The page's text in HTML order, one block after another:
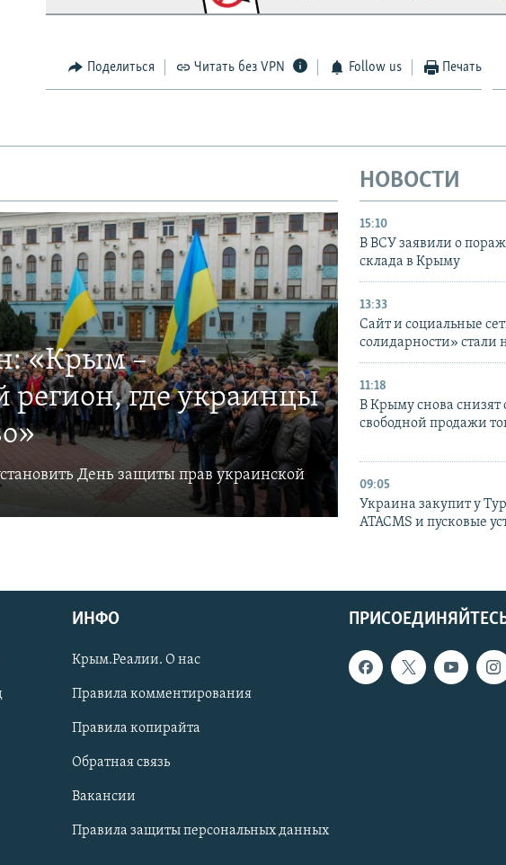
Поделиться Читать без VPN Follow us Печать
«Крым –
регион, где украинцы
День защиты прав украинской
НОВОСТИ
15:10
В ВСУ заявили о
склада в Крыму
13:33
Сайт и социальные
солидарности» стали
11:18
В Крыму снова снизят
свободной продажи
09:05
Украина закупит у
ATACMS и пусковые
ИНФО
Крым.Реалии. О нас
Правила комментирования
Правила копирайта
Обратная связь
Вакансии
Правила защиты персональных данных